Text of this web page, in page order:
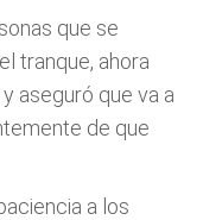
que se
tranque, ahora
aseguró que va a
de que
a los